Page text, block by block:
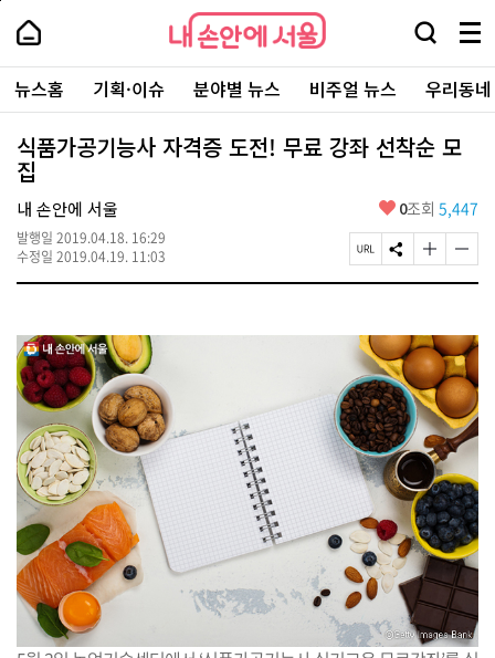
본
로
가
내
손
안
에
서
울
-
서
울
시
대
표
소
통
포
내
손
에
울
검
창
열
기
메
뉴
전
체
보
주
요
서
뉴스홈 기획·이슈 분야별 뉴스 비주얼 뉴스 우리동
식품가공기능사 자격증 도전! 무료 강좌 선착순 모
집
내 손안에 서울
발행일 2019.04.18. 16:29
수정일 2019.04.19. 11:03
좋
요
0조회 5,447
페
이
R
L
복
사
S
N
유
하
기
글
자
크
게
변
경
하
기
글
자
작
게
변
경
하
기
페
상
단
로